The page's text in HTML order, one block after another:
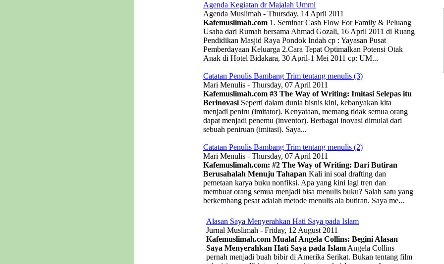
Agenda Kegiatan dr Majalah Ummi
Agenda Muslimah - Thursday, 14 April 2011
Kafemuslimah.com 1. Seminar Cash Flow For Family & Peluang
Usaha dari Rumah bersama Ahmad Gozali, 16 April 2011 di Ruang
Pendidikan Masjid Raya Pondok Indah cp : Yayasan Pusat
Pemberdayaan Keluarga 2.Cara Tepat Optimalkan Potensi Otak
Anak di Hotel Bidakara, 30 April-1 Mei 2011 cp: UM...
Catatan Penulis Bambang Trim tentang menulis (3)
Mari Menulis - Thursday, 07 April 2011
Kafemuslimah.com #3 The Way of Writing: Imitasi Selepas itu
Berinovasi Seperti dalam dunia bisnis kini, kebanyakan kita
menjadi peniru (imitator). Kenyataan, memang tidak semua orang
dapat menjadi penemu (inventor). Berbagai inovasi dimulai dari
sebuah peniruan (imitasi). Saya...
Catatan Penulis Bambang Trim tentang menulis (2)
Mari Menulis - Thursday, 07 April 2011
Kafemuslimah.com: #2 The Way of Writing: Dari Butiran
Berusahalah Menuju Tahapan Kali ini soal drafting dan
pemetaan karya buku nonfiksi. Apa yang kini lagi tren dan
membuat orang semua menjadi bisa menulis buku? Salah satu yang
berkembang pesat adalah metode menulis ala butiran. Saya me...
Alasan Saya Menyerahkan Hati Saya pada Islam
Jurnal Muslimah - Friday, 12 August 2011
Kafemuslimah.com Mualaf Angela Collins: Begini Alasan
Saya Menyerahkan Hati Saya pada Islam Angela Collins
pernah menjadi buah bibir di Amerika Serikat. Bukan tentang film